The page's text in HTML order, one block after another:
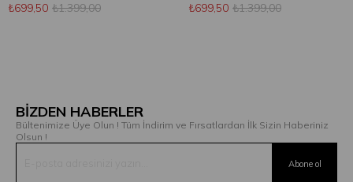
₺699,50 ₺1.399,00
₺699,50 ₺1.399,00
BİZDEN HABERLER
Bültenimize Üye Olun ! Tüm İndirim ve Fırsatlardan İlk Sizin Haberiniz
Olsun !